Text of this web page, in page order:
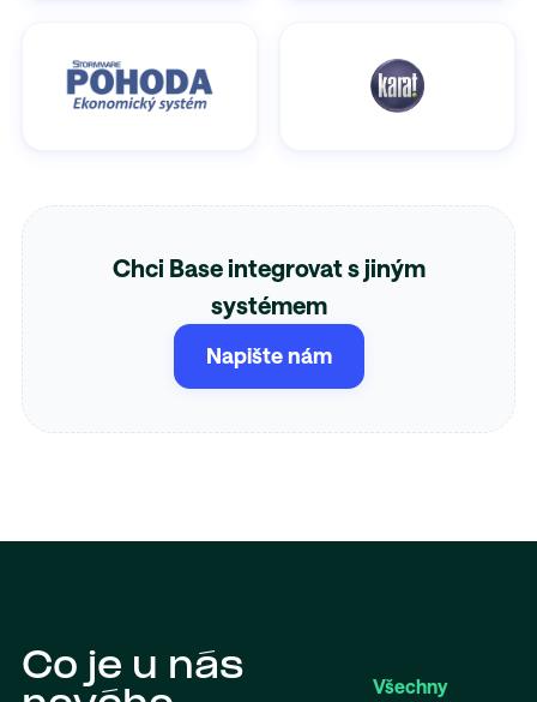
Chci Base integrovat s jiným
systémem
Napište nám
Co je u nás
Všechny